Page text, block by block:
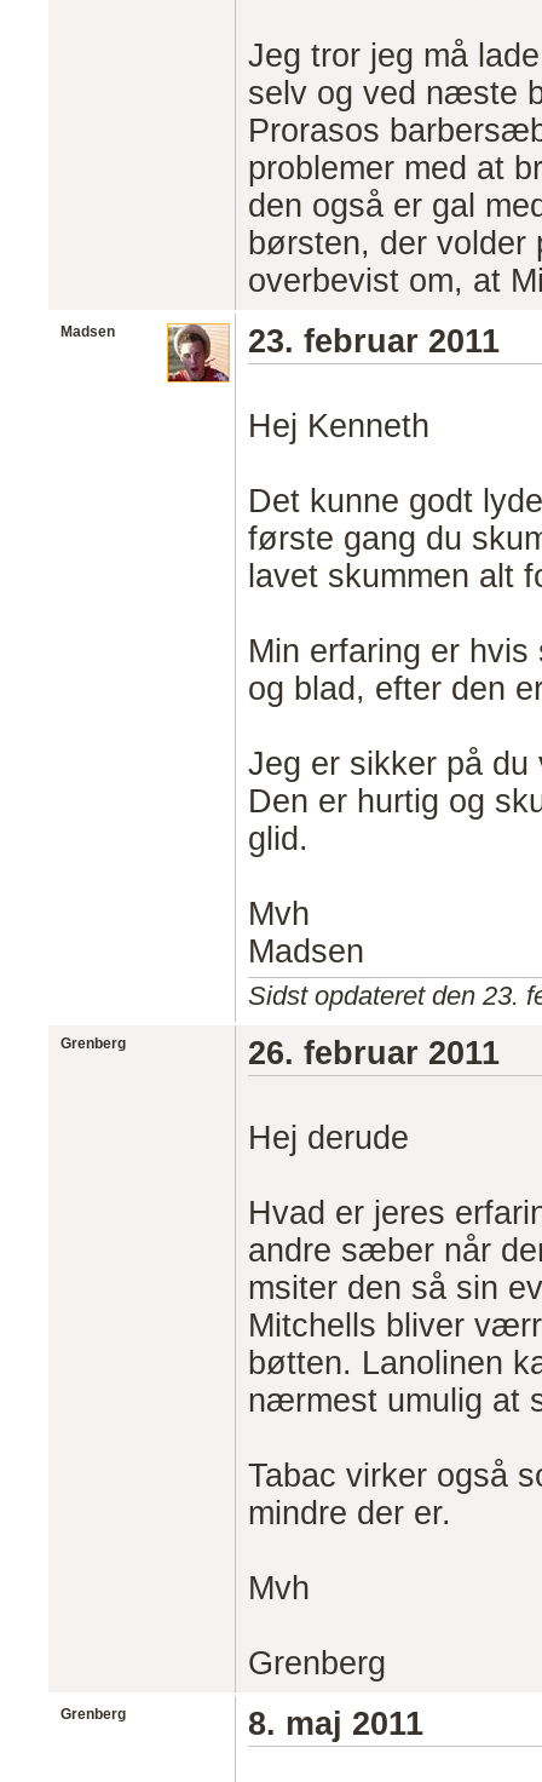
Jeg tror jeg må
selv og ved næste
Prorasos
problemer med at
den også er gal
børsten, der volder
overbevist om, at
Madsen 23. februar 2011
Hej Kenneth
Det kunne godt
første gang du
lavet skummen alt
Min erfaring er
og blad, efter den
Jeg er sikker på du
Den er hurtig og
glid.
Mvh
Madsen
Sidst opdateret den 23.
Grenberg 26. februar 2011
Hej derude
Hvad er jeres
andre sæber når
msiter den så sin
Mitchells bliver
bøtten. Lanolinen
nærmest umulig at
Tabac virker også
mindre der er.
Mvh
Grenberg
Grenberg 8. maj 2011